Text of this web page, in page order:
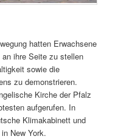
hatten Erwachsene
ihre Seite zu stellen
sowie die
zu demonstrieren.
Kirche der Pfalz
aufgerufen. In
Klimakabinett und
New York.